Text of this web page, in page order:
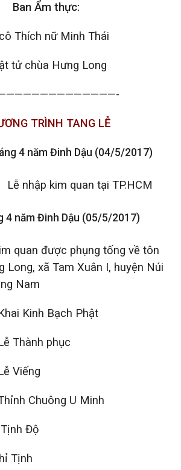
Ban Ẩm thực:
Thích nữ Minh Thái
tử chùa Hưng Long
TRÌNH TANG LỄ
4 năm Đinh Dậu (04/5/2017)
kim quan tại TP.HCM
4 năm Đinh Dậu (05/5/2017)
được phụng tống về tôn
Long, xã Tam Xuân I, huyện Núi
Nam
Bạch Phật
phục
Chuông U Minh
Độ